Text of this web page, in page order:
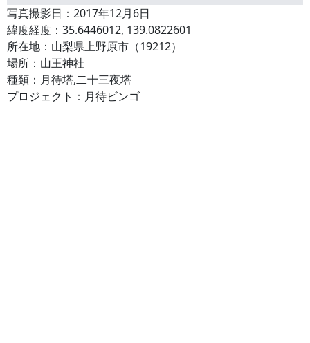
写真撮影日：2017年12月6日
緯度経度：35.6446012, 139.0822601
所在地：山梨県上野原市（19212）
場所：山王神社
種類：月待塔,二十三夜塔
プロジェクト：月待ビンゴ